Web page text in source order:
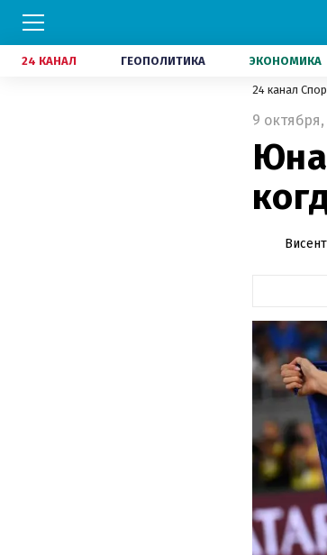
24 КАНАЛ ГЕОПОЛИТИКА ЭКОНОМИКА
24 канал
9 октября,